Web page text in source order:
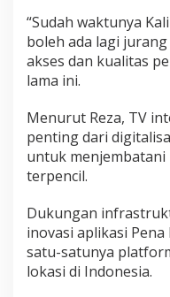
“Sudah waktunya
boleh ada lagi
akses dan kualitas
lama ini.
Menurut Reza, TV
penting dari
untuk menjembatani
terpencil.
Dukungan
inovasi aplikasi
satu-satunya
lokasi di Indonesia.